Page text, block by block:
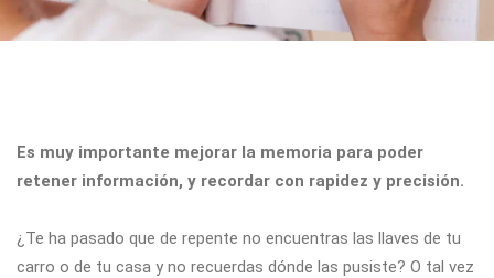
Es muy importante mejorar la memoria para poder
retener información, y recordar con rapidez y precisión.
¿Te ha pasado que de repente no encuentras las llaves de tu
carro o de tu casa y no recuerdas dónde las pusiste? O tal vez